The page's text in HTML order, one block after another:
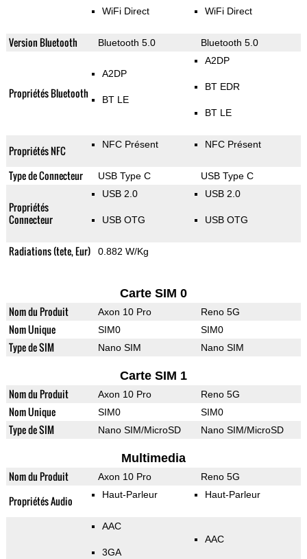
WiFi Direct WiFi Direct
Version Bluetooth Bluetooth 5.0 Bluetooth 5.0
Propriétés Bluetooth
A2DP
BT LE
A2DP
BT EDR
BT LE
Propriétés NFC NFC Présent NFC Présent
Type de Connecteur USB Type C USB Type C
Propriétés
Connecteur
USB 2.0
USB OTG
USB 2.0
USB OTG
Radiations (tete, Eur) 0.882 W/Kg
Carte SIM 0
Nom du Produit Axon 10 Pro Reno 5G
Nom Unique SIM0 SIM0
Type de SIM Nano SIM Nano SIM
Carte SIM 1
Nom du Produit Axon 10 Pro Reno 5G
Nom Unique SIM0 SIM0
Type de SIM Nano SIM/MicroSD Nano SIM/MicroSD
Multimedia
Nom du Produit Axon 10 Pro Reno 5G
Propriétés Audio Haut-Parleur Haut-Parleur
AAC
3GA
AAC